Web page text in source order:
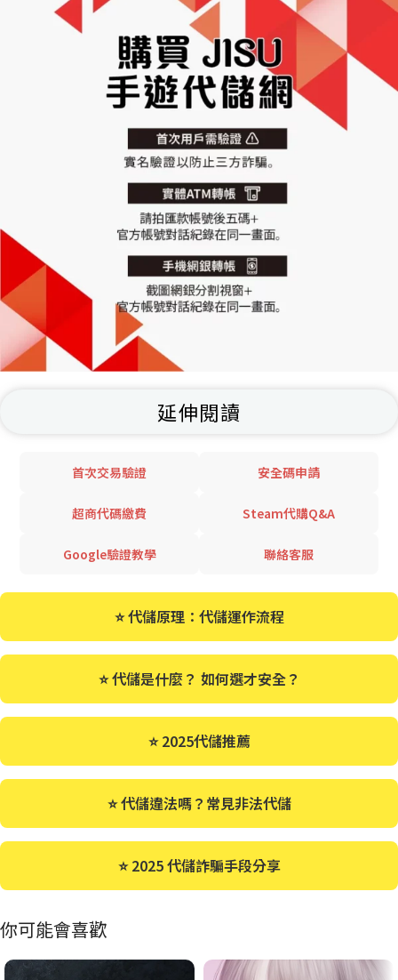
延伸閱讀
首次交易驗證 安全碼申請
超商代碼繳費 Steam代購Q&A
Google驗證教學 聯絡客服
⭐ 代儲原理：代儲運作流程
⭐ 代儲是什麼？ 如何選才安全？
⭐ 2025代儲推薦
⭐ 代儲違法嗎？常見非法代儲
⭐ 2025 代儲詐騙手段分享
你可能會喜歡